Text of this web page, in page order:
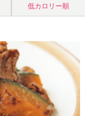
低カロリー順